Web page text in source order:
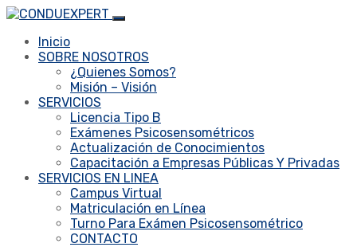
Inicio
SOBRE NOSOTROS
¿Quienes Somos?
Misión – Visión
SERVICIOS
Licencia Tipo B
Exámenes Psicosensométricos
Actualización de Conocimientos
Capacitación a Empresas Públicas Y Privadas
SERVICIOS EN LINEA
Campus Virtual
Matriculación en Línea
Turno Para Exámen Psicosensométrico
CONTACTO